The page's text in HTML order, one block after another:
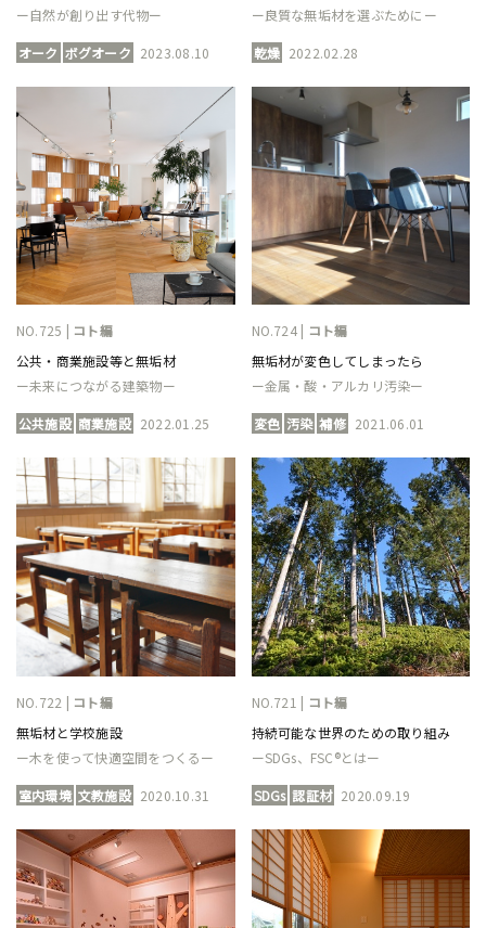
ー自然が創り出す代物ー
オーク ボグオーク 2023.08.10
ー良質な無垢材を選ぶためにー
乾燥 2022.02.28
NO.725 | コト編
公共・商業施設等と無垢材
ー未来につながる建築物ー
公共施設 商業施設 2022.01.25
NO.724 | コト編
無垢材が変色してしまったら
ー金属・酸・アルカリ汚染ー
変色 汚染 補修 2021.06.01
NO.722 | コト編
無垢材と学校施設
ー木を使って快適空間をつくるー
室内環境 文教施設 2020.10.31
NO.721 | コト編
持続可能な世界のための取り組み
ーSDGs、FSC®とはー
SDGs 認証材 2020.09.19